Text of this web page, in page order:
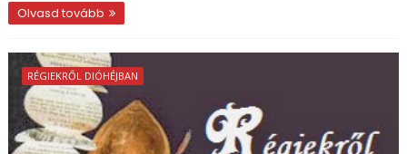
Olvasd tovább
RÉGIEKRŐL DIÓHÉJBAN